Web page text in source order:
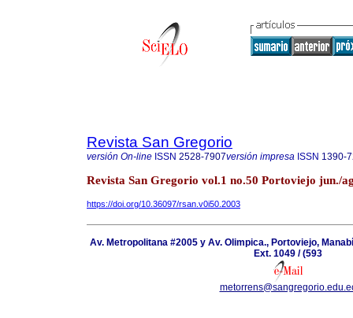
Revista San Gregorio
versión On-line ISSN 2528-7907versión impresa ISSN 1390-
Revista San Gregorio vol.1 no.50 Portoviejo jun./
https://doi.org/10.36097/rsan.v0i50.2003
Av. Metropolitana #2005 y Av. Olimpica., Portoviejo,
Ext. 1049 / (593